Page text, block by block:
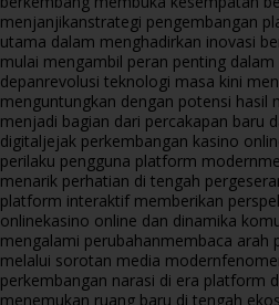
menjanjikanstrategi pengembangan
utama dalam menghadirkan inovasi
mulai mengambil peran penting
depanrevolusi teknologi masa kini
menguntungkan dengan potensi hasil
menjadi bagian dari percakapan baru
digitaljejak perkembangan kasino
perilaku pengguna platform modern
menarik perhatian di tengah
platform interaktif memberikan
onlinekasino online dan dinamika
mengalami perubahanmembaca arah
melalui sorotan media modern
perkembangan narasi di era platform
menemukan ruang baru di tengah